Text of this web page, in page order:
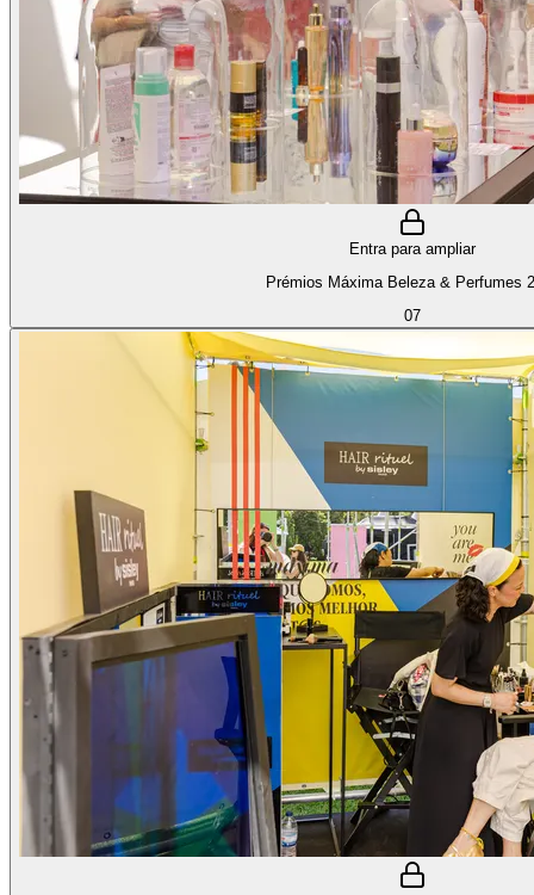
Entra para ampliar
Prémios Máxima Beleza & Perfumes
07